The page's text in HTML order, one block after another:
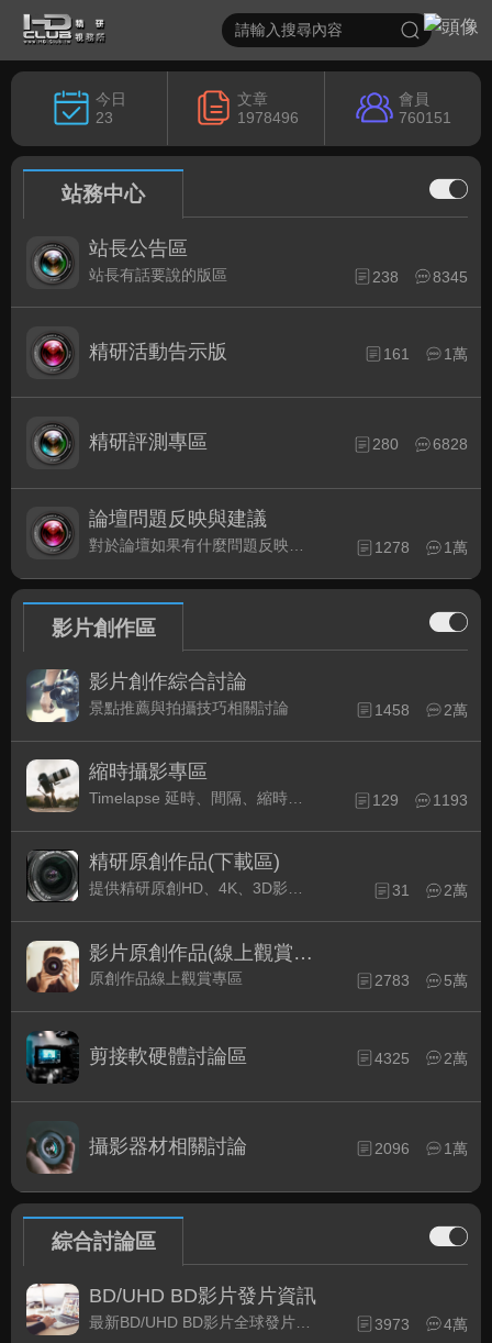
今日
23
文章
1978496
會員
760151
站務中心
站長公告區
站長有話要說的版區 238 8345
精研活動告示版 161 1萬
精研評測專區 280 6828
論壇問題反映與建議
對於論壇如果有什麼問題反映或是建議, 竭誠歡迎在這裡盡情發表 1278 1萬
影片創作區
影片創作綜合討論
景點推薦與拍攝技巧相關討論 1458 2萬
縮時攝影專區
129 1193
精研原創作品(下載區)
提供精研原創HD、4K、3D影片作品下載專區 31 2萬
影片原創作品(線上觀賞區)
原創作品線上觀賞專區 2783 5萬
剪接軟硬體討論區 4325 2萬
攝影器材相關討論 2096 1萬
綜合討論區
BD/UHD BD影片發片資訊
3973 4萬